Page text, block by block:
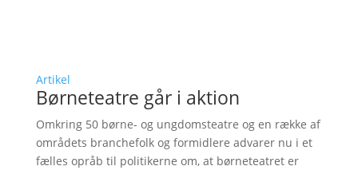
Artikel
Børneteatre går i aktion
Omkring 50 børne- og ungdomsteatre og en række af
områdets branchefolk og formidlere advarer nu i et
fælles opråb til politikerne om, at børneteatret er